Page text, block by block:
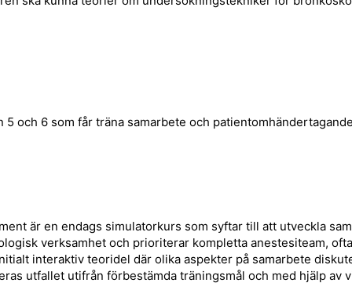
och 6 som får träna samarbete och
är en endags simulatorkurs som syftar till att utveckla
verksamhet och prioriterar kompletta anestesiteam,
interaktiv teoridel där olika aspekter på samarbete
utfallet utifrån förbestämda träningsmål och med hjälp